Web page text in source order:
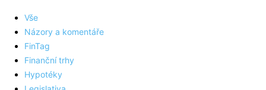
Vše
Názory a komentáře
FinTag
Finanční trhy
Hypotéky